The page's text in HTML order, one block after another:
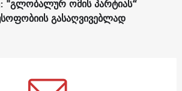
"გლობალურ ომის პარტიას“
გასაღვივებლად